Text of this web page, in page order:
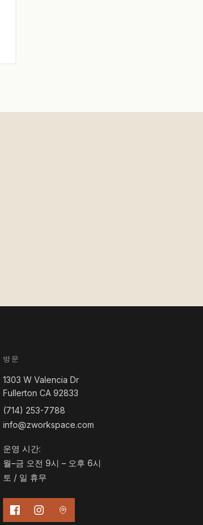
방문
1303 W Valencia Dr
Fullerton CA 92833
(714) 253-7788
info@zworkspace.com
운영 시간:
월–금 오전 9시 – 오후 6시
토 / 일 휴무